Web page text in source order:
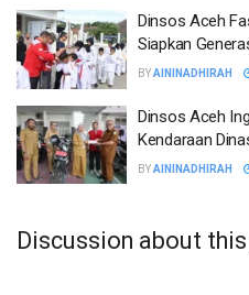
Dinsos Aceh
Siapkan
BYAININADHIRAH
Dinsos Aceh
Kendaraan
BYAININADHIRAH
Discussion about